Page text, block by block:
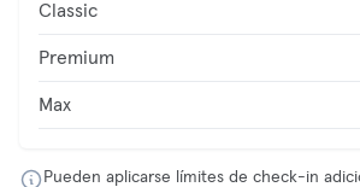
Classic
Premium
Max
Pueden aplicarse límites de check-in